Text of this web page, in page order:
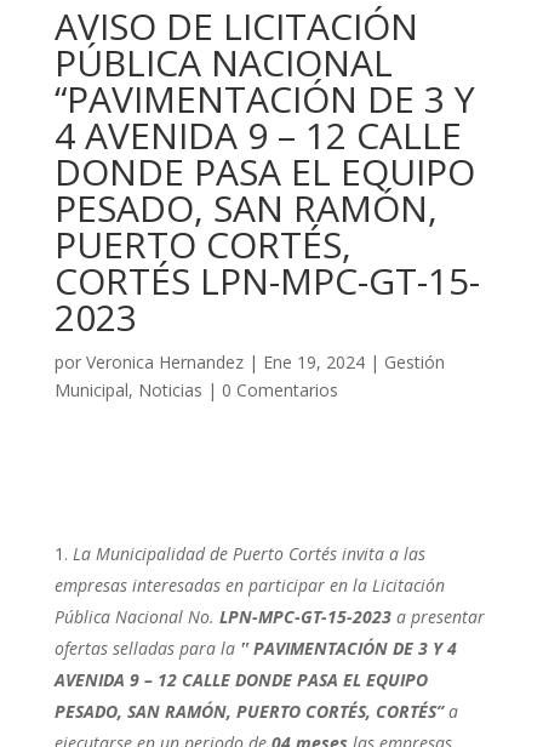
AVISO DE LICITACIÓN
PÚBLICA NACIONAL
“PAVIMENTACIÓN DE 3 Y
4 AVENIDA 9 – 12 CALLE
DONDE PASA EL EQUIPO
PESADO, SAN RAMÓN,
PUERTO CORTÉS,
CORTÉS LPN-MPC-GT-15-
2023
por Veronica Hernandez| Ene 19, 2024| Gestión
Municipal, Noticias | 0 Comentarios
La Municipalidad de Puerto Cortés invita a las
empresas interesadas en participar en la Licitación
Pública Nacional No. LPN-MPC-GT-15-2023 a presentar
ofertas selladas para la ‟ PAVIMENTACIÓN DE 3 Y 4
AVENIDA 9 – 12 CALLE DONDE PASA EL EQUIPO
PESADO, SAN RAMÓN, PUERTO CORTÉS, CORTÉS”a